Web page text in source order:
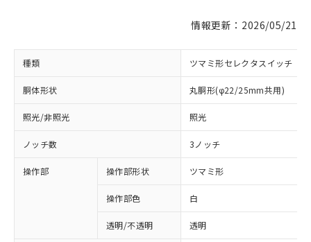
情報更新：2026/05/21
種類 ツマミ形セレクタスイッチ
胴体形状 丸胴形(φ22/25mm共用)
照光/非照光 照光
ノッチ数 3ノッチ
操作部 操作部形状 ツマミ形
操作部色 白
透明/不透明 透明